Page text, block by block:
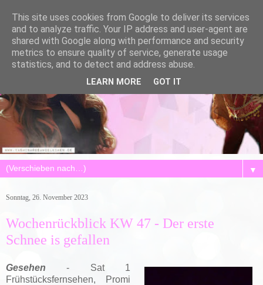
▼
Sonntag, 26. November 2023
Wochenrückblick KW 47 - Der erste
Schnee is gefallen
Gesehen - Sat 1
Frühstücksfernsehen, Promi
This site uses cookies from Google to deliver its services
and to analyze traffic. Your IP address and user-agent are
shared with Google along with performance and security
metrics to ensure quality of service, generate usage
statistics, and to detect and address abuse.
LEARN MORE GOT IT